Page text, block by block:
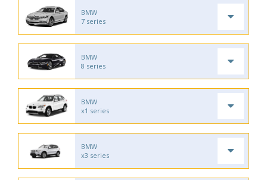
BMW
7 series
BMW
8 series
BMW
x1 series
BMW
x3 series